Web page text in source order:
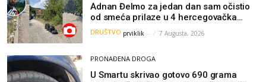
Adnan Đelmo za jedan dan sam očistio
od smeća prilaze u 4 hercegovačka
grada: “Danas nisam čistio samo smeće,
čistio sam sliku o nama”
DRUŠTVO prviklik - 7 Augusta, 2026
PRONAĐENA DROGA
U Smartu skrivao gotovo 690 grama